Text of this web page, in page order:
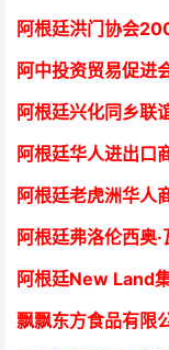
阿根廷洪门协会2
阿中投资贸易促进
阿根廷兴化同乡联
阿根廷华人进出口
阿根廷老虎洲华人
阿根廷弗洛伦西奥
阿根廷New Land
飘飘东方食品有限